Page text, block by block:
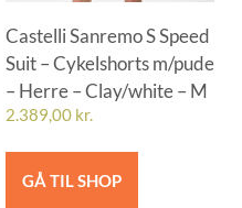
Castelli Sanremo S Speed
Suit – Cykelshorts m/pude
– Herre – Clay/white – M
2.389,00 kr.
GÅ TIL SHOP